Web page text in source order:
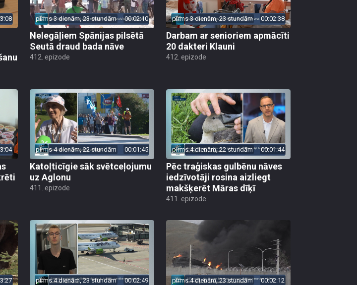
pirms 3 dienām, 23 stundām 00:02:10
Nelegāļiem Spānijas pilsētā
Seutā draud bada nāve
412. epizode
pirms 3 dienām, 23 stundām 00:02:38
Darbam ar senioriem apmācīti
20 dakteri Klauni
412. epizode
pirms 4 dienām, 22 stundām 00:01:45
Katoļticīgie sāk svētceļojumu
uz Aglonu
411. epizode
pirms 4 dienām, 22 stundām 00:01:44
Pēc traģiskas gulbēnu nāves
iedzīvotāji rosina aizliegt
makšķerēt Māras dīķī
411. epizode
pirms 4 dienām, 23 stundām 00:02:49 pirms 4 dienām, 23 stundām 00:02:12